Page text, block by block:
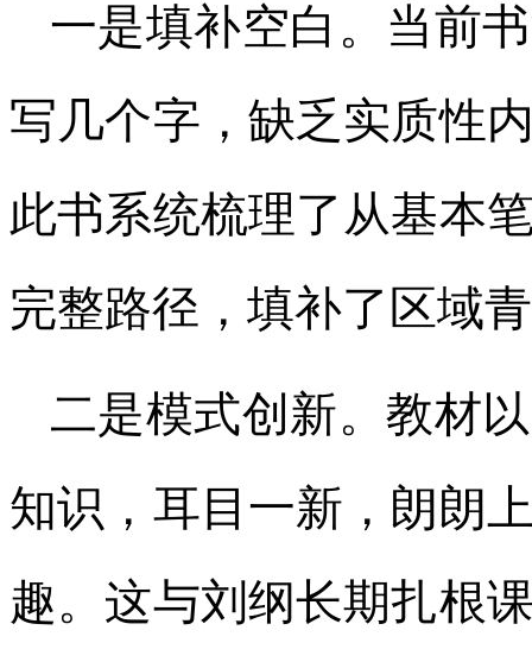
一是填补空白。当前
写几个字，缺乏实质性
此书系统梳理了从基本
完整路径，填补了区域
二是模式创新。教材
知识，耳目一新，朗朗
趣。这与刘纲长期扎根